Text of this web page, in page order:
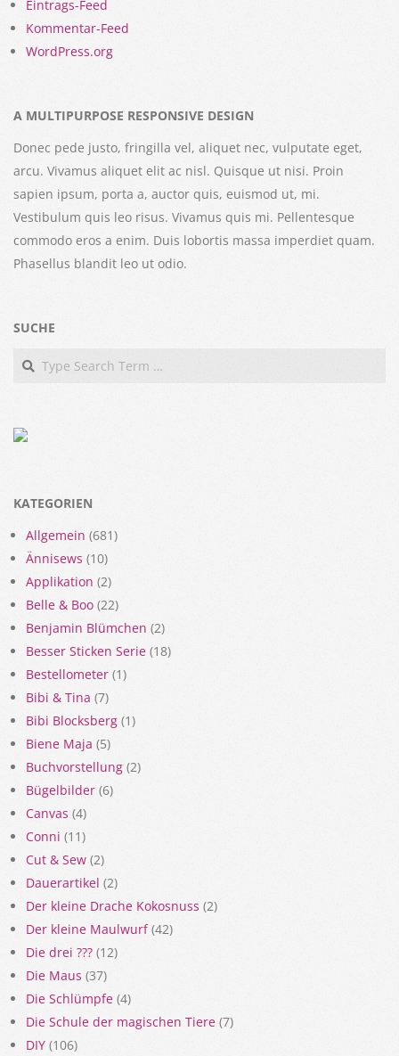
Eintrags-Feed
Kommentar-Feed
WordPress.org
A MULTIPURPOSE RESPONSIVE DESIGN
Donec pede justo, fringilla vel, aliquet nec, vulputate eget,
arcu. Vivamus aliquet elit ac nisl. Quisque ut nisi. Proin
sapien ipsum, porta a, auctor quis, euismod ut, mi.
Vestibulum quis leo risus. Vivamus quis mi. Pellentesque
commodo eros a enim. Duis lobortis massa imperdiet quam.
Phasellus blandit leo ut odio.
SUCHE
Search
KATEGORIEN
Allgemein (681)
Ännisews (10)
Applikation (2)
Belle & Boo (22)
Benjamin Blümchen (2)
Besser Sticken Serie (18)
Bestellometer (1)
Bibi & Tina (7)
Bibi Blocksberg (1)
Biene Maja (5)
Buchvorstellung (2)
Bügelbilder (6)
Canvas (4)
Conni (11)
Cut & Sew (2)
Dauerartikel (2)
Der kleine Drache Kokosnuss (2)
Der kleine Maulwurf(42)
Die drei ??? (12)
Die Maus (37)
Die Schlümpfe (4)
Die Schule der magischen Tiere (7)
DIY (106)